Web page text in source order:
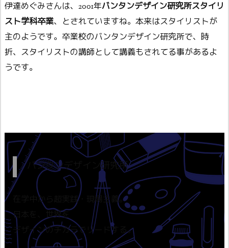
伊達めぐみさんは、2001年バンタンデザイン研究所スタイリ
スト学科卒業、とされていますね。本来はスタイリストが
主のようです。卒業校のバンタンデザイン研究所で、時
折、スタイリストの講師として講義もされてる事があるよ
うです。
バンタンデザイン研究所
在学中から超実践・現場主義。
日本を、世界を
デザインのチカラでリードする。